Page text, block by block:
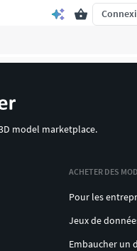
model marketplace.
ACHETER DES
Pour les
Jeux de
Embaucher un